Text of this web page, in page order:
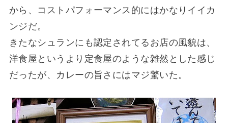
から、コストパフォーマンス的にはかなりイイカ
ンジだ。
きたなシュランにも認定されてるお店の風貌は、
洋食屋というより定食屋のような雑然とした感じ
だったが、カレーの旨さにはマジ驚いた。